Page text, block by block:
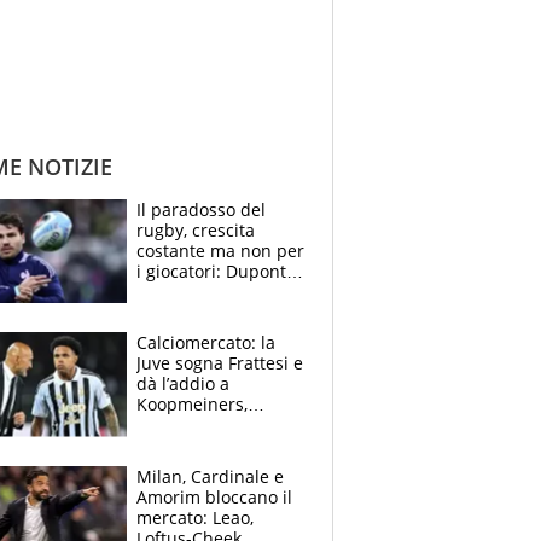
NOTIZIE
Il paradosso del
rugby, crescita
costante ma non per
i giocatori: Dupont
solo 1,4 milioni
all'anno
Calciomercato: la
Juve sogna Frattesi e
dà l’addio a
Koopmeiners,
scatenata
Milan, Cardinale e
Amorim bloccano il
mercato: Leao,